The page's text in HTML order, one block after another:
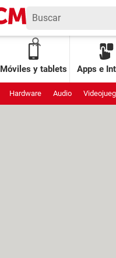
Móviles y tablets Apps e
Hardware Audio